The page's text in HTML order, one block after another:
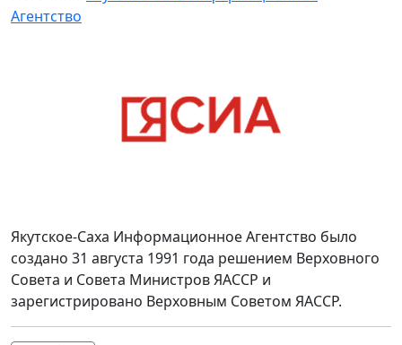
Агентство
Якутское-Саха Информационное Агентство было
создано 31 августа 1991 года решением Верховного
Совета и Совета Министров ЯАССР и
зарегистрировано Верховным Советом ЯАССР.